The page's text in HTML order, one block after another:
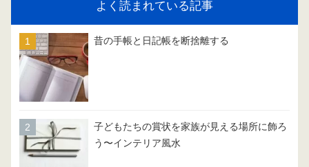
よく読まれている記事
昔の手帳と日記帳を断捨離する
子どもたちの賞状を家族が見える場所に飾ろ
う〜インテリア風水